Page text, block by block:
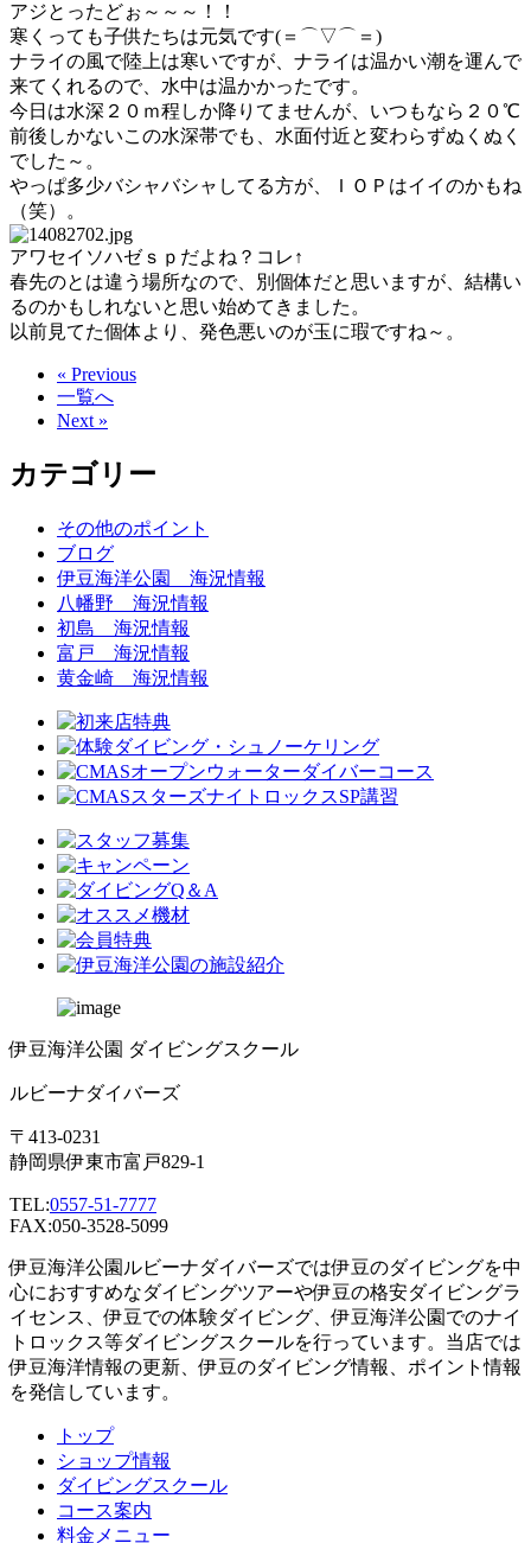
アジとったどぉ～～～！！
寒くっても子供たちは元気です(＝⌒▽⌒＝)
ナライの風で陸上は寒いですが、ナライは温かい潮を運んで
来てくれるので、水中は温かかったです。
今日は水深２０ｍ程しか降りてませんが、いつもなら２０℃
前後しかないこの水深帯でも、水面付近と変わらずぬくぬく
でした～。
やっぱ多少バシャバシャしてる方が、ＩＯＰはイイのかもね
（笑）。
アワセイソハゼｓｐだよね？コレ↑
春先のとは違う場所なので、別個体だと思いますが、結構い
るのかもしれないと思い始めてきました。
以前見てた個体より、発色悪いのが玉に瑕ですね～。
« Previous
一覧へ
Next »
カテゴリー
その他のポイント
ブログ
伊豆海洋公園 海況情報
八幡野 海況情報
初島 海況情報
富戸 海況情報
黄金崎 海況情報
伊豆海洋公園 ダイビングスクール
ルビーナダイバーズ
〒413-0231
静岡県伊東市富戸829-1
TEL:0557-51-7777
FAX:050-3528-5099
伊豆海洋公園ルビーナダイバーズでは伊豆のダイビングを中
心におすすめなダイビングツアーや伊豆の格安ダイビングラ
イセンス、伊豆での体験ダイビング、伊豆海洋公園でのナイ
トロックス等ダイビングスクールを行っています。当店では
伊豆海洋情報の更新、伊豆のダイビング情報、ポイント情報
を発信しています。
トップ
ショップ情報
ダイビングスクール
コース案内
料金メニュー